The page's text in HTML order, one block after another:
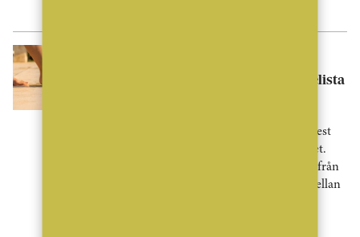
Pool toppar svenskarnas önskelista
Pool, bastu och hemmagym är de mest
eftertraktade inslagen i drömhemmet.
Samtidigt visar en ny undersökning från
Fastighetsbyrån tydliga skillnader mellan